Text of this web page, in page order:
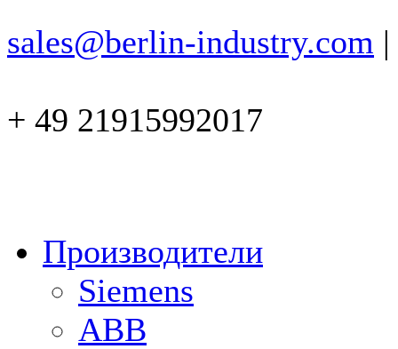
sales@berlin-industry.com |
+ 49 21915992017
Производители
Siemens
ABB